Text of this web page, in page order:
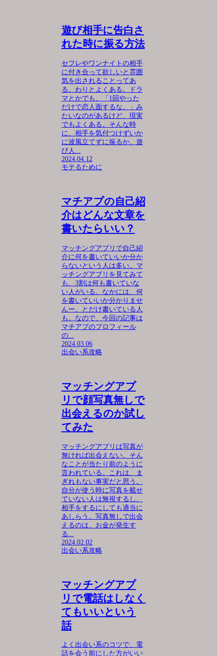
遊び相手に告白さ
れた時に振る方法
セフレやワンナイトの相手
に付き合って欲しいと雰囲
気を出されることってあ
る。わりとよくある。ドラ
マとかでも、「1回やった
だけで恋人面するな。」み
たいなのがあるけど、現実
でもよくある。そんな時
に、相手を気付つけずいか
に波風立てずに振るか。遊
び人...
2024.04.12
モテるために
マチアプの自己紹
介はどんな文章を
書いたらいい？
マッチングアプリで自己紹
介に何を書いていいか分か
らないという人は多い。マ
ッチングアプリを見てみて
も、3割は何も書いていな
い人がいる。なかには、何
を書いていいか分かりませ
んー。とだけ書いている人
も。なので、今回の記事は
マチアプのプロフィール
の...
2024.03.06
出会い系攻略
マッチングアプ
リで顔写真無しで
出会えるのか試し
てみた
マッチングアプリは写真が
無ければ出会えない。そん
なことが当たり前のように
言われている。これは、ま
ぎれもない事実だと思う。
自分が使う時に写真を載せ
ていない人は無視するし、
相手をするにしても適当に
あしらう。写真無しで出会
えるのは、お金が発生す
る...
2024.02.02
出会い系攻略
マッチングアプ
リで電話はしなく
てもいいという
話
よく出会い系のコツで、電
話を会う前にした方がいい